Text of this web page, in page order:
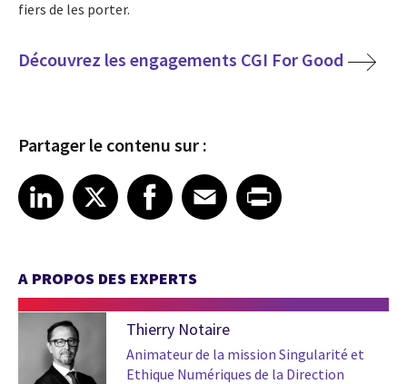
fiers de les porter.
Découvrez les engagements CGI For Good
Partager le contenu sur :
Share article on LinkedIn
LinkedIn
Share article on XShare article on Facebook
Facebook
Share article on Email
EmailShare article on Print
A PROPOS DES EXPERTS
Thierry Notaire
Animateur de la mission Singularité et
Ethique Numériques de la Direction